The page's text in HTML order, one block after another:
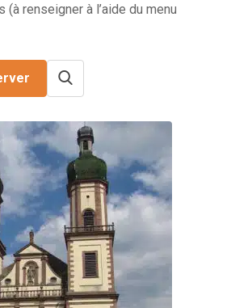
renseigner à l’aide du menu